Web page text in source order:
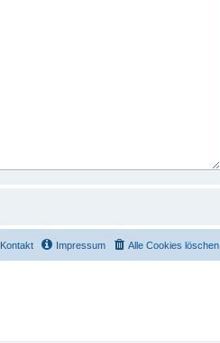
Alle Cookies löschen
Impressum
Kontakt